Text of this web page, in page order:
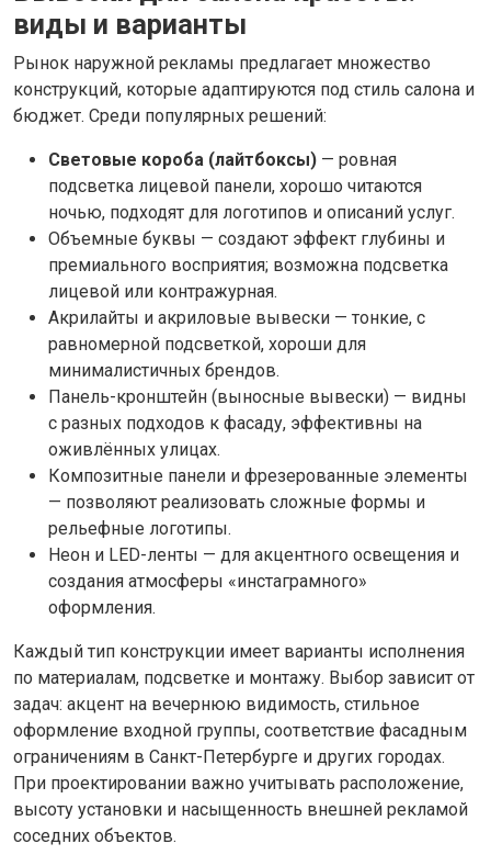
виды и варианты
Рынок наружной рекламы предлагает множество
конструкций, которые адаптируются под стиль салона и
бюджет. Среди популярных решений:
Световые короба (лайтбоксы) — ровная
подсветка лицевой панели, хорошо читаются
ночью, подходят для логотипов и описаний услуг.
Объемные буквы — создают эффект глубины и
премиального восприятия; возможна подсветка
лицевой или контражурная.
Акрилайты и акриловые вывески — тонкие, с
равномерной подсветкой, хороши для
минималистичных брендов.
Панель-кронштейн (выносные вывески) — видны
с разных подходов к фасаду, эффективны на
оживлённых улицах.
Композитные панели и фрезерованные элементы
— позволяют реализовать сложные формы и
рельефные логотипы.
Неон и LED-ленты — для акцентного освещения и
создания атмосферы «инстаграмного»
оформления.
Каждый тип конструкции имеет варианты исполнения
по материалам, подсветке и монтажу. Выбор зависит от
задач: акцент на вечернюю видимость, стильное
оформление входной группы, соответствие фасадным
ограничениям в Санкт-Петербурге и других городах.
При проектировании важно учитывать расположение,
высоту установки и насыщенность внешней рекламой
соседних объектов.